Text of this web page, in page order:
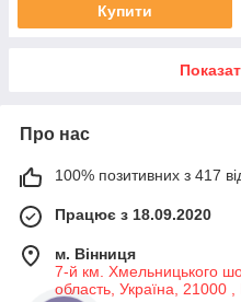
Купити
Про нас
100% позитивних з 417
Працює з 18.09.2020
м. Вінниця
7-й км. Хмельницького
область, Україна, 21000 ,